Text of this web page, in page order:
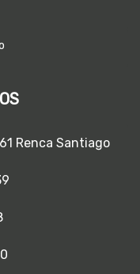
Renca Santiago